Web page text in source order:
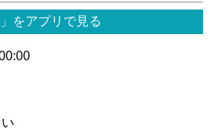
」をアプリで見る